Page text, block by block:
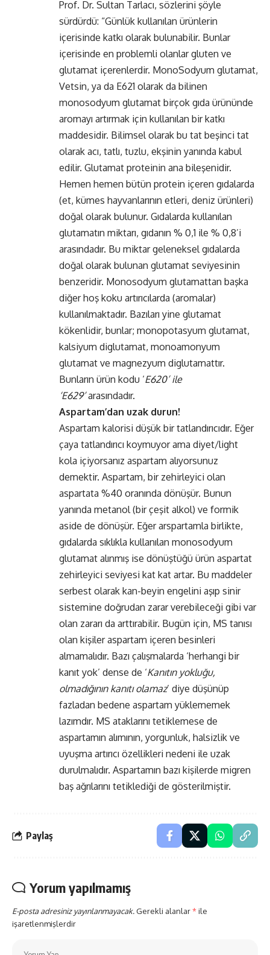
Prof. Dr. Sultan Tarlacı, sözlerini şöyle
sürdürdü: “Günlük kullanılan ürünlerin
içerisinde katkı olarak bulunabilir. Bunlar
içerisinde en problemli olanlar gluten ve
glutamat içerenlerdir. MonoSodyum glutamat,
Vetsin, ya da E621 olarak da bilinen
monosodyum glutamat birçok gıda ürününde
aromayı artırmak için kullanılan bir katkı
maddesidir. Bilimsel olarak bu tat beşinci tat
olarak acı, tatlı, tuzlu, ekşinin yanında kabul
edilir. Glutamat proteinin ana bileşenidir.
Hemen hemen bütün protein içeren gıdalarda
(et, kümes hayvanlarının etleri, deniz ürünleri)
doğal olarak bulunur. Gıdalarda kullanılan
glutamatın miktarı, gıdanın % 0,1 ile % 0,8’i
arasındadır. Bu miktar geleneksel gıdalarda
doğal olarak bulunan glutamat seviyesinin
benzeridir. Monosodyum glutamattan başka
diğer hoş koku artırıcılarda (aromalar)
kullanılmaktadır. Bazıları yine glutamat
kökenlidir, bunlar; monopotasyum glutamat,
kalsiyum diglutamat, monoamonyum
glutamat ve magnezyum diglutamattır.
Bunların ürün kodu ‘E620’ ile
‘E629’arasındadır.
Aspartam’dan uzak durun!
Aspartam kalorisi düşük bir tatlandırıcıdır. Eğer
çaya tatlandırıcı koymuyor ama diyet/light
kola içiyorsanız aspartam alıyorsunuz
demektir. Aspartam, bir zehirleyici olan
aspartata %40 oranında dönüşür. Bunun
yanında metanol (bir çeşit alkol) ve formik
aside de dönüşür. Eğer arspartamla birlikte,
gıdalarda sıklıkla kullanılan monosodyum
glutamat alınmış ise dönüştüğü ürün aspartat
zehirleyici seviyesi kat kat artar. Bu maddeler
serbest olarak kan-beyin engelini aşıp sinir
sistemine doğrudan zarar verebileceği gibi var
olan zararı da arttırabilir. Bugün için, MS tanısı
olan kişiler aspartam içeren besinleri
almamalıdır. Bazı çalışmalarda ‘herhangi bir
kanıt yok’ dense de ‘Kanıtın yokluğu,
olmadığının kanıtı olamaz’ diye düşünüp
fazladan bedene aspartam yüklememek
lazımdır. MS ataklarını tetiklemese de
aspartamın alımının, yorgunluk, halsizlik ve
uyuşma artırıcı özellikleri nedeni ile uzak
durulmalıdır. Aspartamın bazı kişilerde migren
baş ağrılarını tetiklediği de gösterilmiştir.
Paylaş
Yorum yapılmamış
E-posta adresiniz yayınlanmayacak. Gerekli alanlar*ile
işaretlenmişlerdir